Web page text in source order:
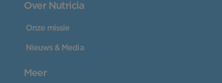
Over Nutricia
Onze missie
Nieuws & Media
Meer